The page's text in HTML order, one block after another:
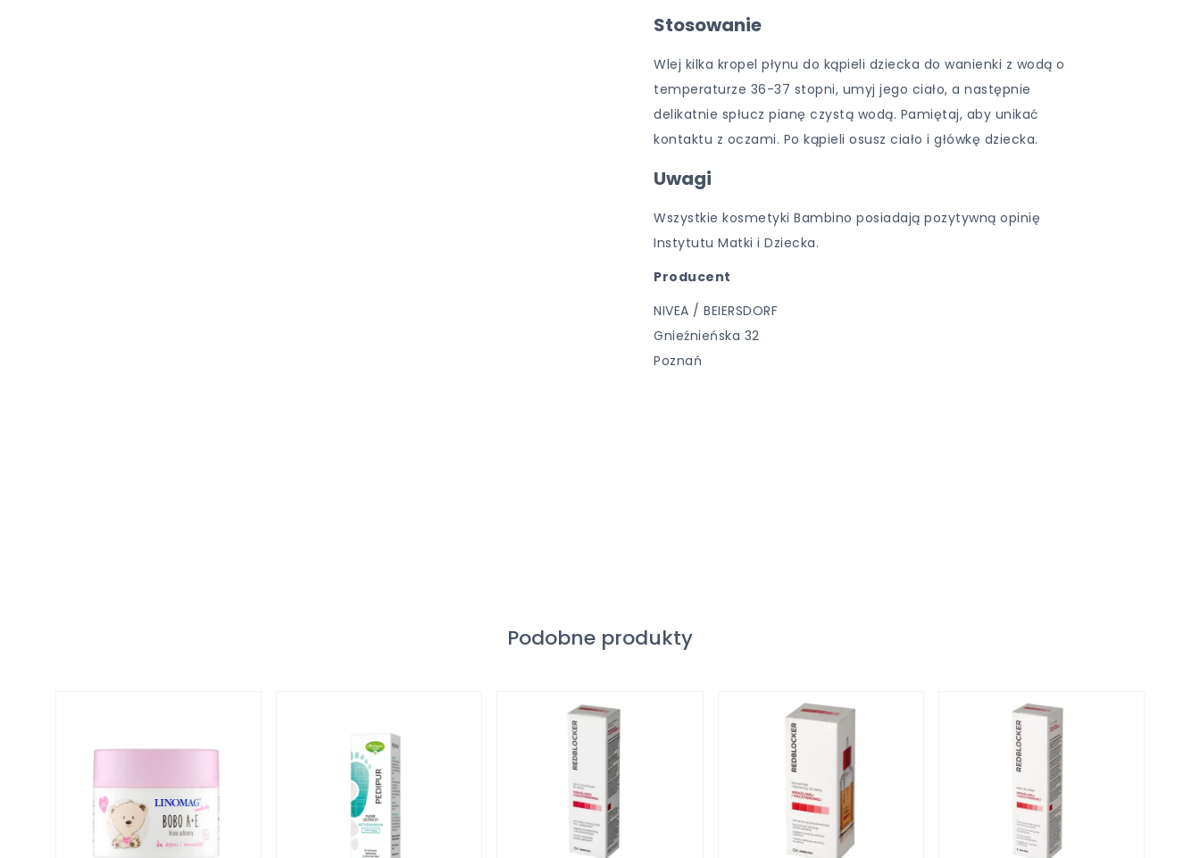
Stosowanie
Wlej kilka kropel płynu do kąpieli dziecka do wanienki z wodą o
temperaturze 36-37 stopni, umyj jego ciało, a następnie
delikatnie spłucz pianę czystą wodą. Pamiętaj, aby unikać
kontaktu z oczami. Po kąpieli osusz ciało i główkę dziecka.
Uwagi
Wszystkie kosmetyki Bambino posiadają pozytywną opinię
Instytutu Matki i Dziecka.
Producent
NIVEA / BEIERSDORF
Gnieźnieńska 32
Poznań
Podobne produkty